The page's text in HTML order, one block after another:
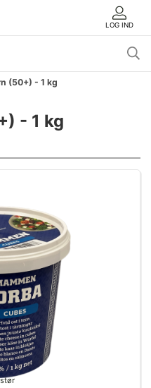
LOG IND
(50+) - 1 kg
- 1 kg